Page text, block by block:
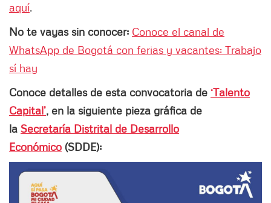
aquí.
No te vayas sin conocer: Conoce el canal de
WhatsApp de Bogotá con ferias y vacantes: Trabajo
sí hay
Conoce detalles de esta convocatoria de ‘Talento
Capital’, en la siguiente pieza gráfica de
la Secretaría Distrital de Desarrollo
Económico (SDDE):